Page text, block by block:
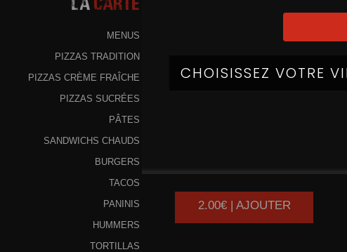
MENUS
PIZZAS TRADITION
PIZZAS CRÈME FRAÎCHE
PIZZAS SUCRÉES
PÂTES
SANDWICHS CHAUDS
BURGERS
TACOS
PANINIS
HUMMERS
TORTILLAS
2.00€ | AJOUTER